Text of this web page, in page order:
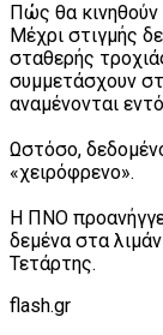
Πώς θα
Μέχρι στιγμής
σταθερής
συμμετάσχουν
αναμένονται
Ωστόσο,
«χειρόφρενο».
Η ΠΝΟ
δεμένα στα
Τετάρτης.
flash.gr